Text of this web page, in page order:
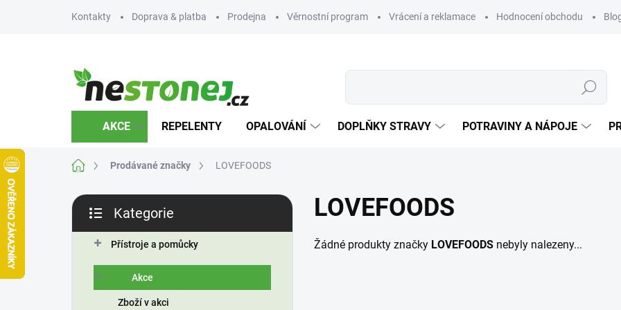
Kontakty Doprava & platba Prodejna Věrnostní program Vrácení a reklamace Hodnocení obchodu
Hledat
AKCE REPELENTY OPALOVÁNÍ DOPLŇKY STRAVY POTRAVINY A NÁPOJE
Domů Prodávané značky LOVEFOODS
P
s
kategorie
Kategorie
Přístroje a pomůcky
Akce
Zboží v akci
LOVEFOODS
Žádné produkty značky LOVEFOODS nebyly nalezeny...